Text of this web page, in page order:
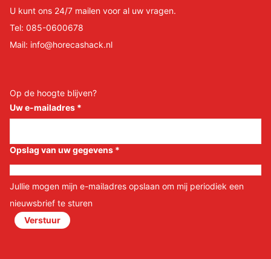
U kunt ons 24/7 mailen voor al uw vragen.
Tel: 085-0600678
Mail: info@horecashack.nl
Op de hoogte blijven?
Uw e-mailadres *
Opslag van uw gegevens *
Jullie mogen mijn e-mailadres opslaan om mij periodiek een
nieuwsbrief te sturen
Verstuur